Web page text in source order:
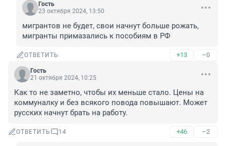
Гость
23 октября 2024, 13:50
мигрантов не будет, свои начнут больше рожать,
мигранты примазались к пособиям в РФ
ОТВЕТИТЬ +13 –0
Гость
21 октября 2024, 10:25
Как то не заметно, чтобы их меньше стало. Цены на
коммуналку и без всякого повода повышают. Может
русских начнут брать на работу.
ОТВЕТИТЬ 14 +46 –2